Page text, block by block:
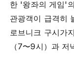
한 '왕좌의 게임'
관광객이 급격히
로브니크 구시가
（7〜9시）과